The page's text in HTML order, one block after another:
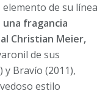
de su línea
una fragancia
Christian Meier,
de sus
Bravío (2011),
estilo